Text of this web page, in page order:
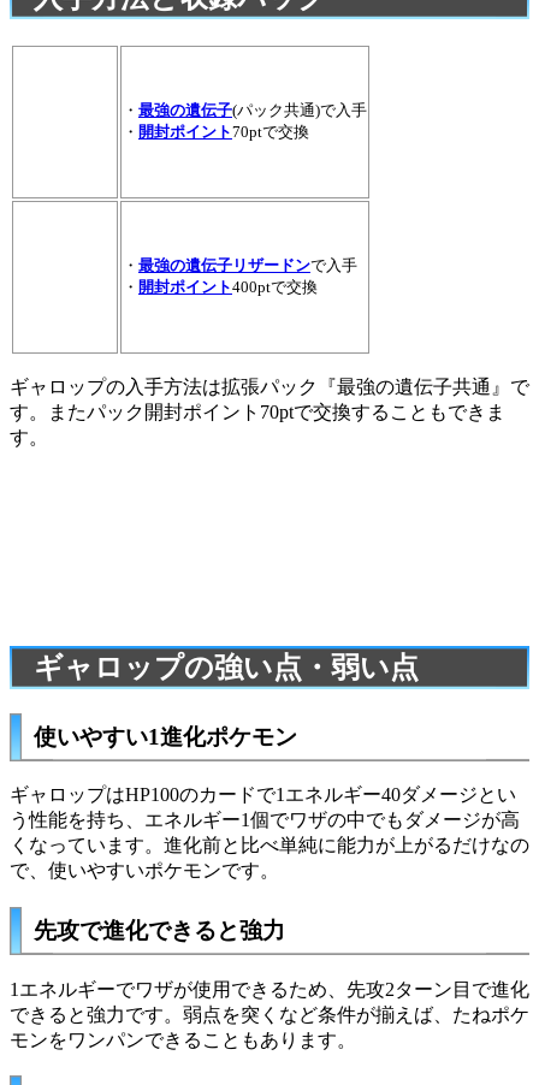
・ 最強の遺伝子(パック共通)で入手
・ 開封ポイント70ptで交換
・ 最強の遺伝子リザードンで入手
・ 開封ポイント400ptで交換
ギャロップの入手方法は拡張パック『最強の遺伝子共通』で
す。またパック開封ポイント70ptで交換することもできま
す。
ギャロップの強い点・弱い点
使いやすい1進化ポケモン
ギャロップはHP100のカードで1エネルギー40ダメージとい
う性能を持ち、エネルギー1個でワザの中でもダメージが高
くなっています。進化前と比べ単純に能力が上がるだけなの
で、使いやすいポケモンです。
先攻で進化できると強力
1エネルギーでワザが使用できるため、先攻2ターン目で進化
できると強力です。弱点を突くなど条件が揃えば、たねポケ
モンをワンパンできることもあります。